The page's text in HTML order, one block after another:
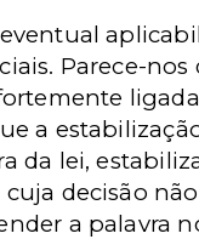
Parece-nos
a
da lei,
decisão
a palavra